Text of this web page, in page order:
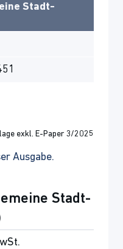
Stadt-
exkl. E-Paper 3/2025
Ausgabe.
Stadt-